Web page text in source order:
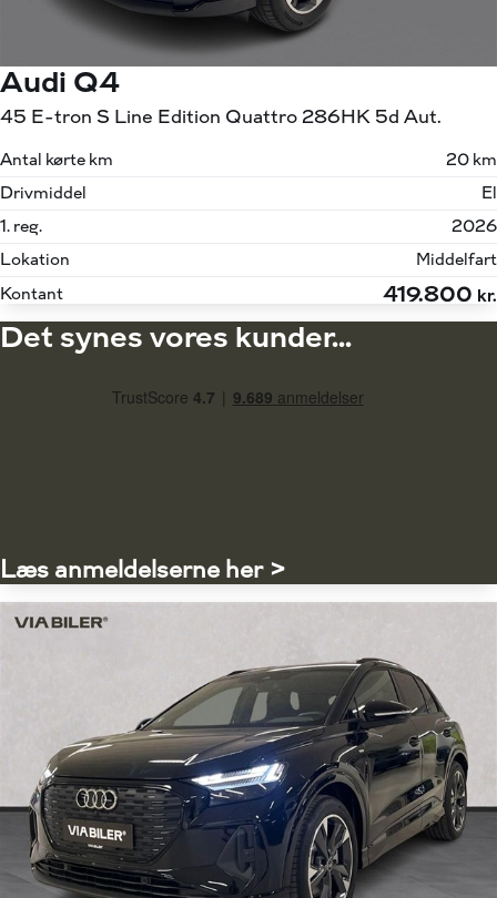
Audi Q4
45 E-tron S Line Edition Quattro 286HK 5d Aut.
Antal kørte km
20 km
Drivmiddel
El
1. reg.
2026
Lokation
Middelfart
Kontant
419.800 kr.
Det synes vores kunder...
Læs anmeldelserne her >